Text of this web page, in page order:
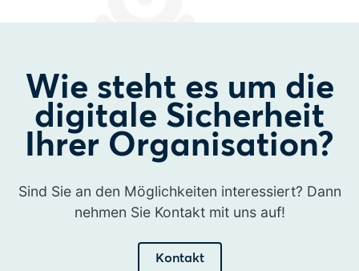
Wie steht es um die
digitale Sicherheit
Ihrer Organisation?
Sind Sie an den Möglichkeiten interessiert? Dann
nehmen Sie Kontakt mit uns auf!
Kontakt